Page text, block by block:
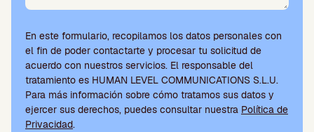
En este formulario, recopilamos los datos personales con
el fin de poder contactarte y procesar tu solicitud de
acuerdo con nuestros servicios. El responsable del
tratamiento es HUMAN LEVEL COMMUNICATIONS S.L.U.
Para más información sobre cómo tratamos sus datos y
ejercer sus derechos, puedes consultar nuestra Política de
Privacidad.